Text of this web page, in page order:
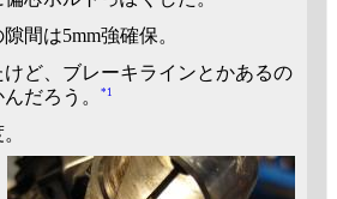
間は5mm強確保。
ど、ブレーキラインとかあるの
だろう。
*1